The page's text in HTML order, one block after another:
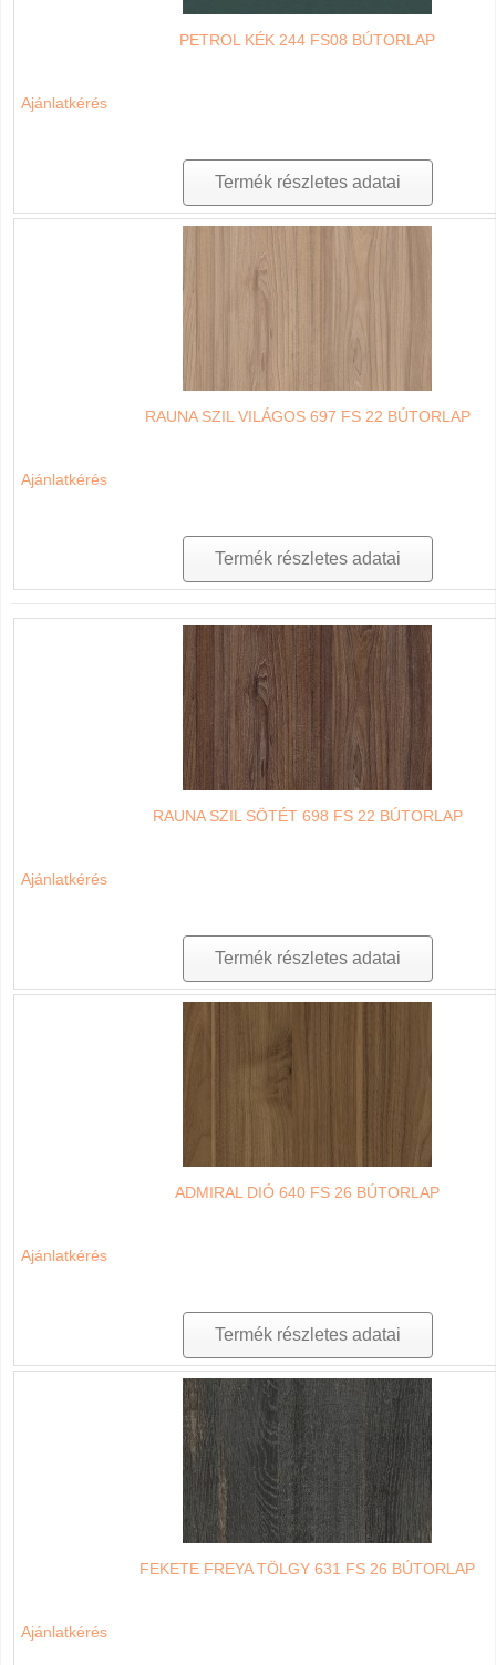
PETROL KÉK 244 FS08 BÚTORLAP
Ajánlatkérés
Termék részletes adatai
RAUNA SZIL VILÁGOS 697 FS 22 BÚTORLAP
Ajánlatkérés
Termék részletes adatai
RAUNA SZIL SÖTÉT 698 FS 22 BÚTORLAP
Ajánlatkérés
Termék részletes adatai
ADMIRAL DIÓ 640 FS 26 BÚTORLAP
Ajánlatkérés
Termék részletes adatai
FEKETE FREYA TÖLGY 631 FS 26 BÚTORLAP
Ajánlatkérés